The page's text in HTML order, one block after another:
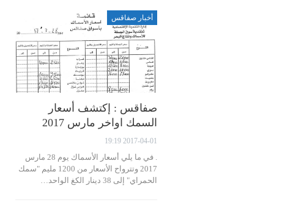
أخبار صفاقس
صفاقس : إكتشف أسعار
السمك اواخر مارس 2017
2017-04-01 19:19
. في ما يلي أسعار الأسماك يوم 28 مارس
2017 وتترواح الأسعار من 1200 مليم "سمك
الحمراي" إلى 38 دينار الكغ الواحد…